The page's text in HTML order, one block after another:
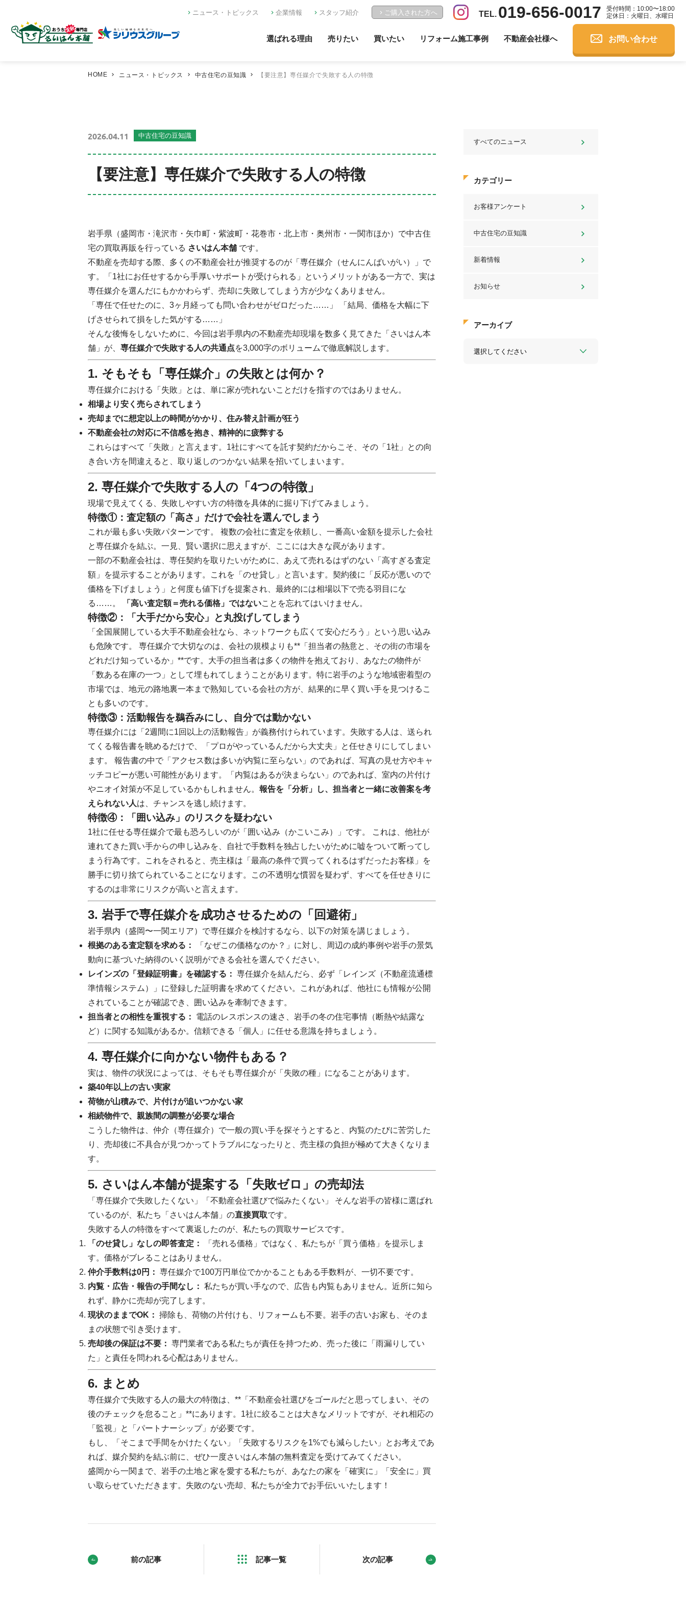
選ばれる理由 売りたい 買いたい リフォーム施工事例 不動産会社様へ
ニュース・トピックス 企業情報 スタッフ紹介 ご購入された方へ 019-656-0017
受付時間：10:00〜18:00
定休日：火曜日、水曜日
お問い合わせ
HOME ニュース・トピックス 中古住宅の豆知識 【要注意】専任媒介で失敗する人の特徴
2026.04.11 中古住宅の豆知識
【要注意】専任媒介で失敗する人の特徴
岩手県（盛岡市・滝沢市・矢巾町・紫波町・花巻市・北上市・奥州市・一関市ほか）で中古住
宅の買取再販を行っている さいはん本舗 です。
不動産を売却する際、多くの不動産会社が推奨するのが「専任媒介（せんにんばいがい）」で
す。「1社にお任せするから手厚いサポートが受けられる」というメリットがある一方で、実は
専任媒介を選んだにもかかわらず、売却に失敗してしまう方が少なくありません。
「専任で任せたのに、3ヶ月経っても問い合わせがゼロだった……」 「結局、価格を大幅に下
げさせられて損をした気がする……」
そんな後悔をしないために、今回は岩手県内の不動産売却現場を数多く見てきた「さいはん本
舗」が、 専任媒介で失敗する人の共通点を3,000字のボリュームで徹底解説します。
1. そもそも「専任媒介」の失敗とは何か？
専任媒介における「失敗」とは、単に家が売れないことだけを指すのではありません。
相場より安く売らされてしまう
売却までに想定以上の時間がかかり、住み替え計画が狂う
不動産会社の対応に不信感を抱き、精神的に疲弊する
これらはすべて「失敗」と言えます。1社にすべてを託す契約だからこそ、その「1社」との向
き合い方を間違えると、取り返しのつかない結果を招いてしまいます。
2. 専任媒介で失敗する人の「4つの特徴」
現場で見えてくる、失敗しやすい方の特徴を具体的に掘り下げてみましょう。
特徴①：査定額の「高さ」だけで会社を選んでしまう
これが最も多い失敗パターンです。 複数の会社に査定を依頼し、一番高い金額を提示した会社
と専任媒介を結ぶ。一見、賢い選択に思えますが、ここには大きな罠があります。
一部の不動産会社は、専任契約を取りたいがために、あえて売れるはずのない「高すぎる査定
額」を提示することがあります。これを「のせ貸し」と言います。契約後に「反応が悪いので
価格を下げましょう」と何度も値下げを提案され、最終的には相場以下で売る羽目にな
る……。
「高い査定額＝売れる価格」ではないことを忘れてはいけません。
特徴②：「大手だから安心」と丸投げしてしまう
「全国展開している大手不動産会社なら、ネットワークも広くて安心だろう」という思い込み
も危険です。 専任媒介で大切なのは、会社の規模よりも**「担当者の熱意と、その街の市場を
どれだけ知っているか」**です。大手の担当者は多くの物件を抱えており、あなたの物件が
「数ある在庫の一つ」として埋もれてしまうことがあります。特に岩手のような地域密着型の
市場では、地元の路地裏一本まで熟知している会社の方が、結果的に早く買い手を見つけるこ
とも多いのです。
特徴③：活動報告を鵜呑みにし、自分では動かない
専任媒介には「2週間に1回以上の活動報告」が義務付けられています。失敗する人は、送られ
てくる報告書を眺めるだけで、「プロがやっているんだから大丈夫」と任せきりにしてしまい
ます。 報告書の中で「アクセス数は多いが内覧に至らない」のであれば、写真の見せ方やキャ
ッチコピーが悪い可能性があります。「内覧はあるが決まらない」のであれば、室内の片付け
やニオイ対策が不足しているかもしれません。 報告を「分析」し、担当者と一緒に改善案を考
えられない人は、チャンスを逃し続けます。
特徴④：「囲い込み」のリスクを疑わない
1社に任せる専任媒介で最も恐ろしいのが「囲い込み（かこいこみ）」です。 これは、他社が
連れてきた買い手からの申し込みを、自社で手数料を独占したいがために嘘をついて断ってし
まう行為です。これをされると、売主様は「最高の条件で買ってくれるはずだったお客様」を
勝手に切り捨てられていることになります。この不透明な慣習を疑わず、すべてを任せきりに
するのは非常にリスクが高いと言えます。
3. 岩手で専任媒介を成功させるための「回避術」
岩手県内（盛岡〜一関エリア）で専任媒介を検討するなら、以下の対策を講じましょう。
根拠のある査定額を求める：
「なぜこの価格なのか？」に対し、周辺の成約事例や岩手の景気
動向に基づいた納得のいく説明ができる会社を選んでください。
レインズの「登録証明書」を確認する： 専任媒介を結んだら、必ず「レインズ（不動産流通標
準情報システム）」に登録した証明書を求めてください。これがあれば、他社にも情報が公開
されていることが確認でき、囲い込みを牽制できます。
担当者との相性を重視する：
電話のレスポンスの速さ、岩手の冬の住宅事情（断熱や結露な
ど）に関する知識があるか。信頼できる「個人」に任せる意識を持ちましょう。
4. 専任媒介に向かない物件もある？
実は、物件の状況によっては、そもそも専任媒介が「失敗の種」になることがあります。
築40年以上の古い実家
荷物が山積みで、片付けが追いつかない家
相続物件で、親族間の調整が必要な場合
こうした物件は、仲介（専任媒介）で一般の買い手を探そうとすると、内覧のたびに苦労した
り、売却後に不具合が見つかってトラブルになったりと、売主様の負担が極めて大きくなりま
す。
5. さいはん本舗が提案する「失敗ゼロ」の売却法
「専任媒介で失敗したくない」「不動産会社選びで悩みたくない」 そんな岩手の皆様に選ばれ
ているのが、私たち「さいはん本舗」の直接買取です。
失敗する人の特徴をすべて裏返したのが、私たちの買取サービスです。
「のせ貸し」なしの即答査定：
「売れる価格」ではなく、私たちが「買う価格」を提示しま
す。価格がブレることはありません。
仲介手数料は0円： 専任媒介で100万円単位でかかることもある手数料が、一切不要です。
内覧・広告・報告の手間なし： 私たちが買い手なので、広告も内覧もありません。近所に知ら
れず、静かに売却が完了します。
現状のままでOK： 掃除も、荷物の片付けも、リフォームも不要。岩手の古いお家も、そのま
まの状態で引き受けます。
売却後の保証は不要： 専門業者である私たちが責任を持つため、売った後に「雨漏りしてい
た」と責任を問われる心配はありません。
6. まとめ
専任媒介で失敗する人の最大の特徴は、**「不動産会社選びをゴールだと思ってしまい、その
後のチェックを怠ること」**にあります。1社に絞ることは大きなメリットですが、それ相応の
「監視」と「パートナーシップ」が必要です。
もし、「そこまで手間をかけたくない」「失敗するリスクを1%でも減らしたい」とお考えであ
れば、媒介契約を結ぶ前に、ぜひ一度さいはん本舗の無料査定を受けてみてください。
盛岡から一関まで、岩手の土地と家を愛する私たちが、あなたの家を「確実に」「安全に」買
い取らせていただきます。失敗のない売却、私たちが全力でお手伝いいたします！
前の記事 記事一覧 次の記事
すべてのニュース
カテゴリー
お客様アンケート
中古住宅の豆知識
新着情報
お知らせ
アーカイブ